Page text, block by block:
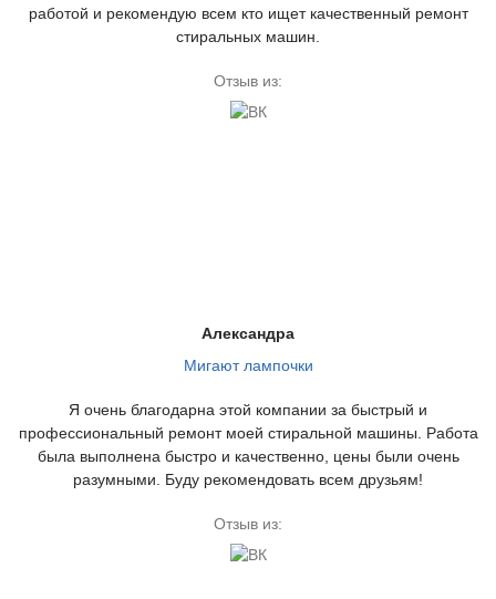
работой и рекомендую всем кто ищет качественный ремонт
стиральных машин.
Отзыв из:
Александра
Мигают лампочки
Я очень благодарна этой компании за быстрый и
профессиональный ремонт моей стиральной машины. Работа
была выполнена быстро и качественно, цены были очень
разумными. Буду рекомендовать всем друзьям!
Отзыв из: